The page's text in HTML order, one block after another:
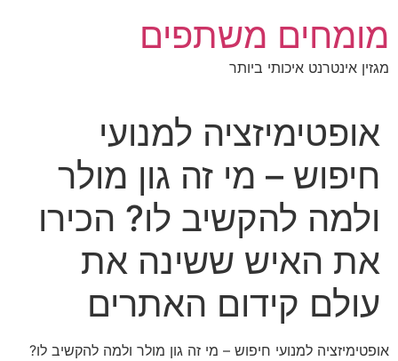
לתוכן
מומחים משתפים
מגזין אינטרנט איכותי ביותר
אופטימיזציה למנועי
חיפוש – מי זה גון מולר
ולמה להקשיב לו? הכירו
את האיש ששינה את
עולם קידום האתרים
אופטימיזציה למנועי חיפוש – מי זה גון מולר ולמה להקשיב לו?